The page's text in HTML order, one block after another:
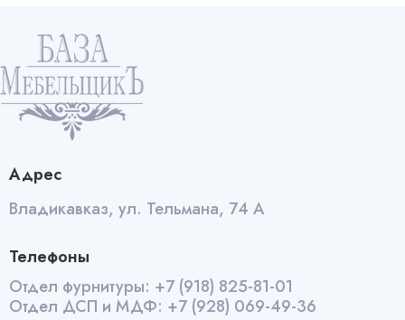
Адрес
Владикавказ, ул. Тельмана, 74 А
Телефоны
Отдел фурнитуры: +7 (918) 825-81-01
Отдел ДСП и МДФ: +7 (928) 069-49-36